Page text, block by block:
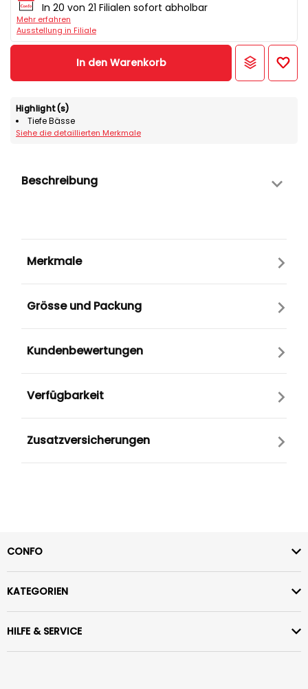
In 20 von 21 Filialen sofort abholbar
Mehr erfahren
Ausstellung in Filiale
In den Warenkorb
Highlight(s)
Tiefe Bässe
Siehe die detaillierten Merkmale
Beschreibung
Merkmale
Grösse und Packung
Kundenbewertungen
Verfügbarkeit
Zusatzversicherungen
CONFO
KATEGORIEN
HILFE & SERVICE